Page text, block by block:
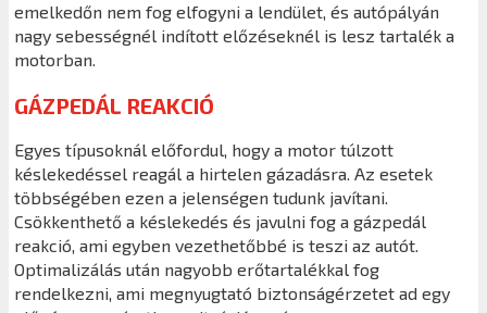
emelkedőn nem fog elfogyni a lendület, és autópályán
nagy sebességnél indított előzéseknél is lesz tartalék a
motorban.
GÁZPEDÁL REAKCIÓ
Egyes típusoknál előfordul, hogy a motor túlzott
késlekedéssel reagál a hirtelen gázadásra. Az esetek
többségében ezen a jelenségen tudunk javítani.
Csökkenthető a késlekedés és javulni fog a gázpedál
reakció, ami egyben vezethetőbbé is teszi az autót.
Optimalizálás után nagyobb erőtartalékkal fog
rendelkezni, ami megnyugtató biztonságérzetet ad egy